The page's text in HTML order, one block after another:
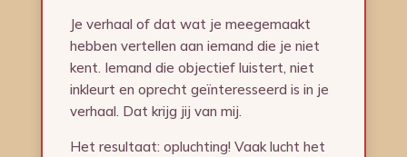
Je verhaal of dat wat je meegemaakt
hebben vertellen aan iemand die je niet
kent. Iemand die objectief luistert, niet
inkleurt en oprecht geïnteresseerd is in je
verhaal. Dat krijg jij van mij.
Het resultaat: opluchting! Vaak lucht het